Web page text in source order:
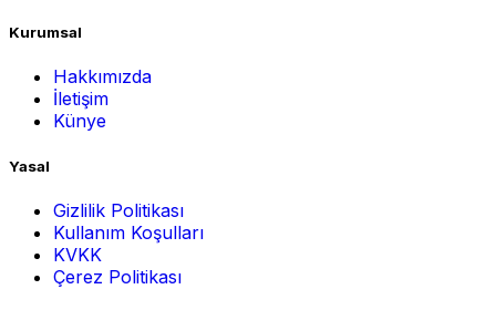
Kurumsal
Hakkımızda
İletişim
Künye
Yasal
Gizlilik Politikası
Kullanım Koşulları
KVKK
Çerez Politikası